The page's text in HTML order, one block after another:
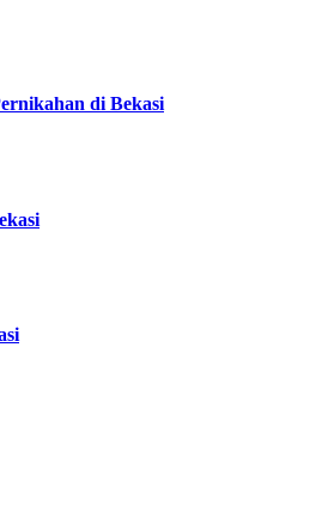
di Bekasi